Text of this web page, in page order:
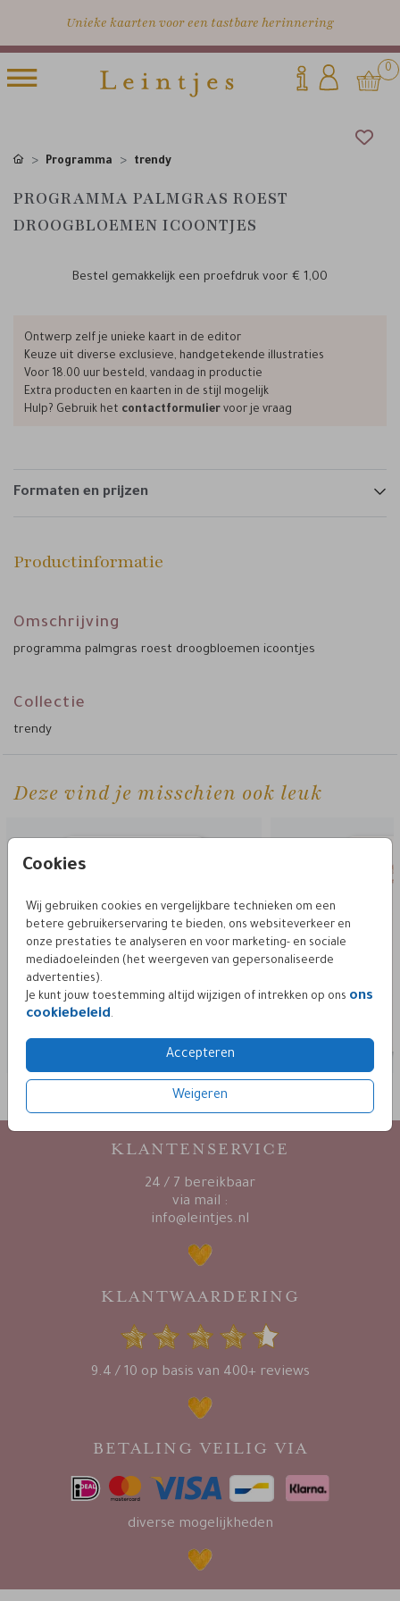
Unieke kaarten voor een tastbare herinnering
0
Cookies
Wij gebruiken cookies en vergelijkbare technieken om een
betere gebruikerservaring te bieden, ons websiteverkeer en
onze prestaties te analyseren en voor marketing- en sociale
mediadoeleinden (het weergeven van gepersonaliseerde
advertenties).
Je kunt jouw toestemming altijd wijzigen of intrekken op ons ons
cookiebeleid.
Accepteren
Weigeren
Programma trendy
PROGRAMMA PALMGRAS ROEST
DROOGBLOEMEN ICOONTJES
Bestel gemakkelijk een proefdruk voor € 1,00
Ontwerp zelf je unieke kaart in de editor
Keuze uit diverse exclusieve, handgetekende illustraties
Voor 18.00 uur besteld, vandaag in productie
Extra producten en kaarten in de stijl mogelijk
Hulp? Gebruik het contactformulier voor je vraag
Formaten en prijzen
Productinformatie
Omschrijving
programma palmgras roest droogbloemen icoontjes
Collectie
trendy
Deze vind je misschien ook leuk
KLANTENSERVICE
24 / 7 bereikbaar
via mail :
info@leintjes.nl
KLANTWAARDERING
9.4 / 10 op basis van 400+ reviews
BETALING VEILIG VIA
diverse mogelijkheden